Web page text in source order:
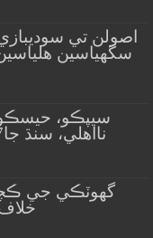
سگهياسين
سيپڪو،
نااهلي، سنڌ جا127 ارب رپيا ٻڏي ويا؟
گهوٽڪي جي